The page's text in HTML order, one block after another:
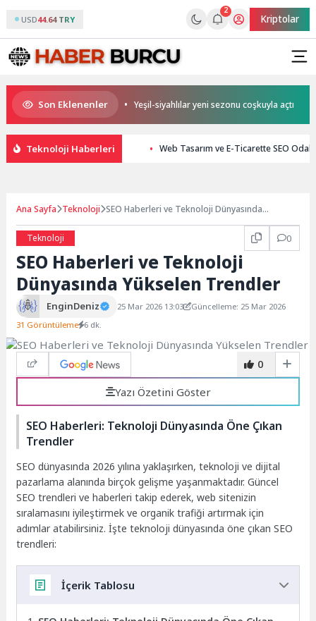
USD44.64 TRY
2
Kriptolar
Son Eklenenler
büyük moral Yeşil-siyahlılar yeni sezonu coşkuyla açtı
Teknoloji Haberleri Web Tasarım ve E-Ticarette SEO
Ana Sayfa Teknoloji SEO Haberleri ve Teknoloji Dünyasında
Teknoloji
0
SEO Haberleri ve Teknoloji
Dünyasında Yükselen Trendler
EnginDeniz 25 Mar 2026 13:03
Güncelleme: 25 Mar 2026
31 Görüntüleme 6 dk.
0
Yazı Özetini Göster
SEO Haberleri: Teknoloji Dünyasında Öne Çıkan
Trendler
SEO dünyasında 2026 yılına yaklaşırken, teknoloji ve dijital
pazarlama alanında birçok gelişme yaşanmaktadır. Güncel
SEO trendleri ve haberleri takip ederek, web sitenizin
sıralamasını iyileştirmek ve organik trafiği artırmak için
adımlar atabilirsiniz. İşte teknoloji dünyasında öne çıkan SEO
trendleri:
İçerik Tablosu